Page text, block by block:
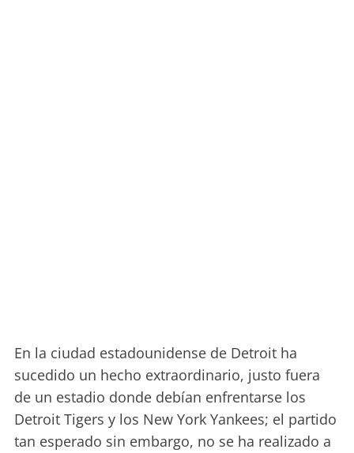
En la ciudad estadounidense de Detroit ha
sucedido un hecho extraordinario, justo fuera
de un estadio donde debían enfrentarse los
Detroit Tigers y los New York Yankees; el partido
tan esperado sin embargo, no se ha realizado a